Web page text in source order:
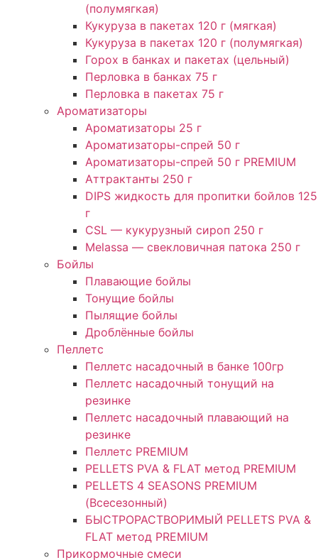
(полумягкая)
Кукуруза в пакетах 120 г (мягкая)
Кукуруза в пакетах 120 г (полумягкая)
Горох в банках и пакетах (цельный)
Перловка в банках 75 г
Перловка в пакетах 75 г
Ароматизаторы
Ароматизаторы 25 г
Ароматизаторы-спрей 50 г
Ароматизаторы-спрей 50 г PREMIUM
Аттрактанты 250 г
DIPS жидкость для пропитки бойлов 125
г
CSL — кукурузный сироп 250 г
Melassa — свекловичная патока 250 г
Бойлы
Плавающие бойлы
Тонущие бойлы
Пылящие бойлы
Дроблённые бойлы
Пеллетс
Пеллетс насадочный в банке 100гр
Пеллетс насадочный тонущий на
резинке
Пеллетс насадочный плавающий на
резинке
Пеллетс PREMIUM
PELLETS PVA & FLAT метод PREMIUM
PELLETS 4 SEASONS PREMIUM
(Всесезонный)
БЫСТРОРАСТВОРИМЫЙ PELLETS PVA &
FLAT метод PREMIUM
Прикормочные смеси